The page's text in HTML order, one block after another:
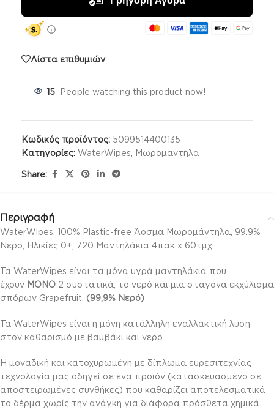
Λίστα επιθυμιών
15 People watching this product now!
Κωδικός προϊόντος: 5099514400135
Κατηγορίες: WaterWipes, Μωρομαντηλα
Share:
Περιγραφή
WaterWipes, 100% Plastic-free Άοσμα Μωρομάντηλα, 99.9%
Νερό, Ηλικίες 0+, 720 Μαντηλάκια 4πακ x 60τμχ
Τα WaterWipes είναι τα μόνα υγρά μαντηλάκια που
έχουν ΜΟΝΟ 2 συστατικά, το νερό και μια σταγόνα εκχύλισμα
σπόρων Grapefruit. (99,9% Νερό)
Τα WaterWipes είναι η μόνη κατάλληλη εναλλακτική λύση
στον καθαρισμό με βαμβάκι και νερό.
Η μοναδική και κατοχυρωμένη με δίπλωμα ευρεσιτεχνίας
τεχνολογία μας οδηγεί σε ένα προϊόν (κατασκευασμένο σε
αποστειρωμένες συνθήκες) που καθαρίζει αποτελεσματικά
το δέρμα χωρίς την ανάγκη για διάφορα πρόσθετα χημικά